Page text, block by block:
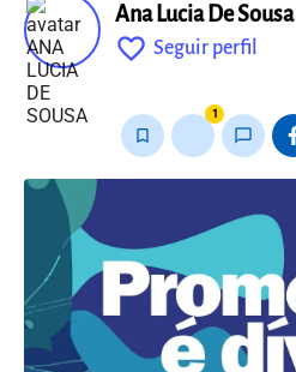
Ana Lucia De Sousa
favorite_outline Seguir perfil
fixo
bookmark_border
1
chat_bubble_outline